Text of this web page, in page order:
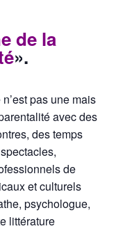
de la
».
pas une mais
avec des
des temps
de
et culturels
psychologue,
littérature